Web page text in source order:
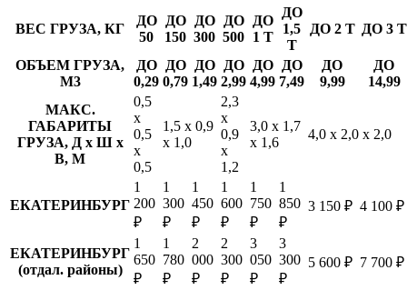
ВЕС ГРУЗА, КГ
ДО
50
ДО
150
ДО
300
ДО
500
ДО
1 Т
ДО
1,5
Т
ДО 2 Т ДО 3 Т
ОБЪЕМ ГРУЗА,
М3
ДО
0,29
ДО
0,79
ДО
1,49
ДО
2,99
ДО
4,99
ДО
7,49
ДО
9,99
ДО
14,99
МАКС.
ГАБАРИТЫ
ГРУЗА, Д х Ш х
В, М
0,5
х
0,5
х
0,5
1,5 х 0,9
х 1,0
2,3
х
0,9
х
1,2
3,0 х 1,7
х 1,6
4,0 х 2,0 х 2,0
ЕКАТЕРИНБУРГ
1
200
₽
1
300
₽
1
450
₽
1
600
₽
1
750
₽
1
850
₽
3 150 ₽ 4 100 ₽
ЕКАТЕРИНБУРГ
(отдал. районы)
1
650
₽
1
780
₽
2
000
₽
2
300
₽
3
050
₽
3
300
₽
5 600 ₽ 7 700 ₽